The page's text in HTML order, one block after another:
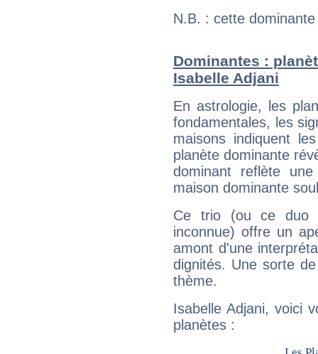
N.B. : cette
Dominantes :
Isabelle Adjani
En astrologie, les
fondamentales, les
maisons indiquent
planète dominante
dominant reflète
maison dominante
Ce trio (ou ce duo
inconnue) offre un
amont d'une
dignités. Une sorte
thème.
Isabelle Adjani, voici
planètes :